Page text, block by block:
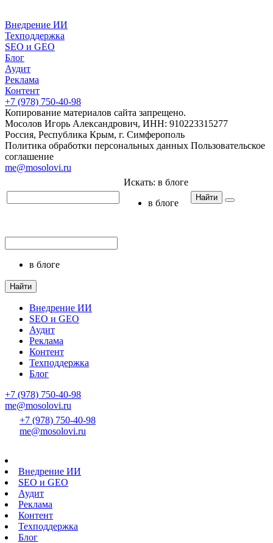
Внедрение ИИ
Техподдержка
SEO и GEO
Блог
Аудит
Реклама
Контент
+7 (978) 750-40-98
Копирование материалов сайта запрещено.
Мосолов Игорь Александрович, ИНН: 910223315277
Россия, Республика Крым, г. Симферополь
Политика обработки персональных данных Пользовательское
соглашение
me@mosolovi.ru
Искать: в блоге
в блоге
Найти
в блоге
Найти
Внедрение ИИ
SEO и GEO
Аудит
Реклама
Контент
Техподдержка
Блог
+7 (978) 750-40-98
me@mosolovi.ru
+7 (978) 750-40-98
me@mosolovi.ru
Внедрение ИИ
SEO и GEO
Аудит
Реклама
Контент
Техподдержка
Блог